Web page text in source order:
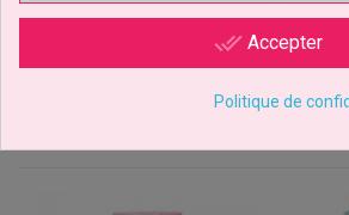
5 autres produits dans
done_all Accepter
Politique de